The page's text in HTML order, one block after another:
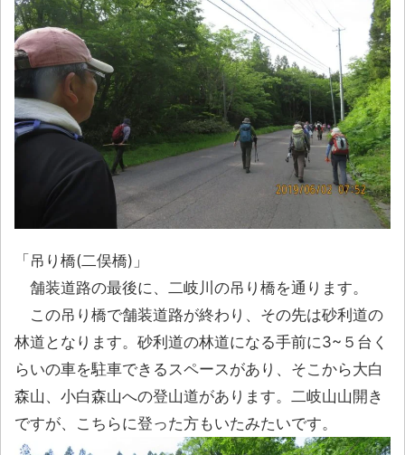
「吊り橋(二俣橋)」
舗装道路の最後に、二岐川の吊り橋を通ります。
この吊り橋で舗装道路が終わり、その先は砂利道の
林道となります。砂利道の林道になる手前に3~５台く
らいの車を駐車できるスペースがあり、そこから大白
森山、小白森山への登山道があります。二岐山山開き
ですが、こちらに登った方もいたみたいです。